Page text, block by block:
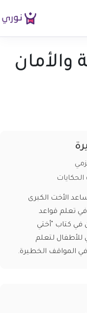
الحكايات
الأخت الكبرى
تعلم قواعد
في كتاب "أختي
للأطفال لتعلم
المواقف الخطيرة.